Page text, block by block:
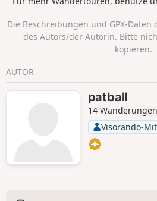
dem 12. Jahrhundert und die
Die Beschreibungen und GPX-
des Autors/der Autorin. Bitte
kopieren.
AUTOR
patball
14 Wanderungen
Visorando-